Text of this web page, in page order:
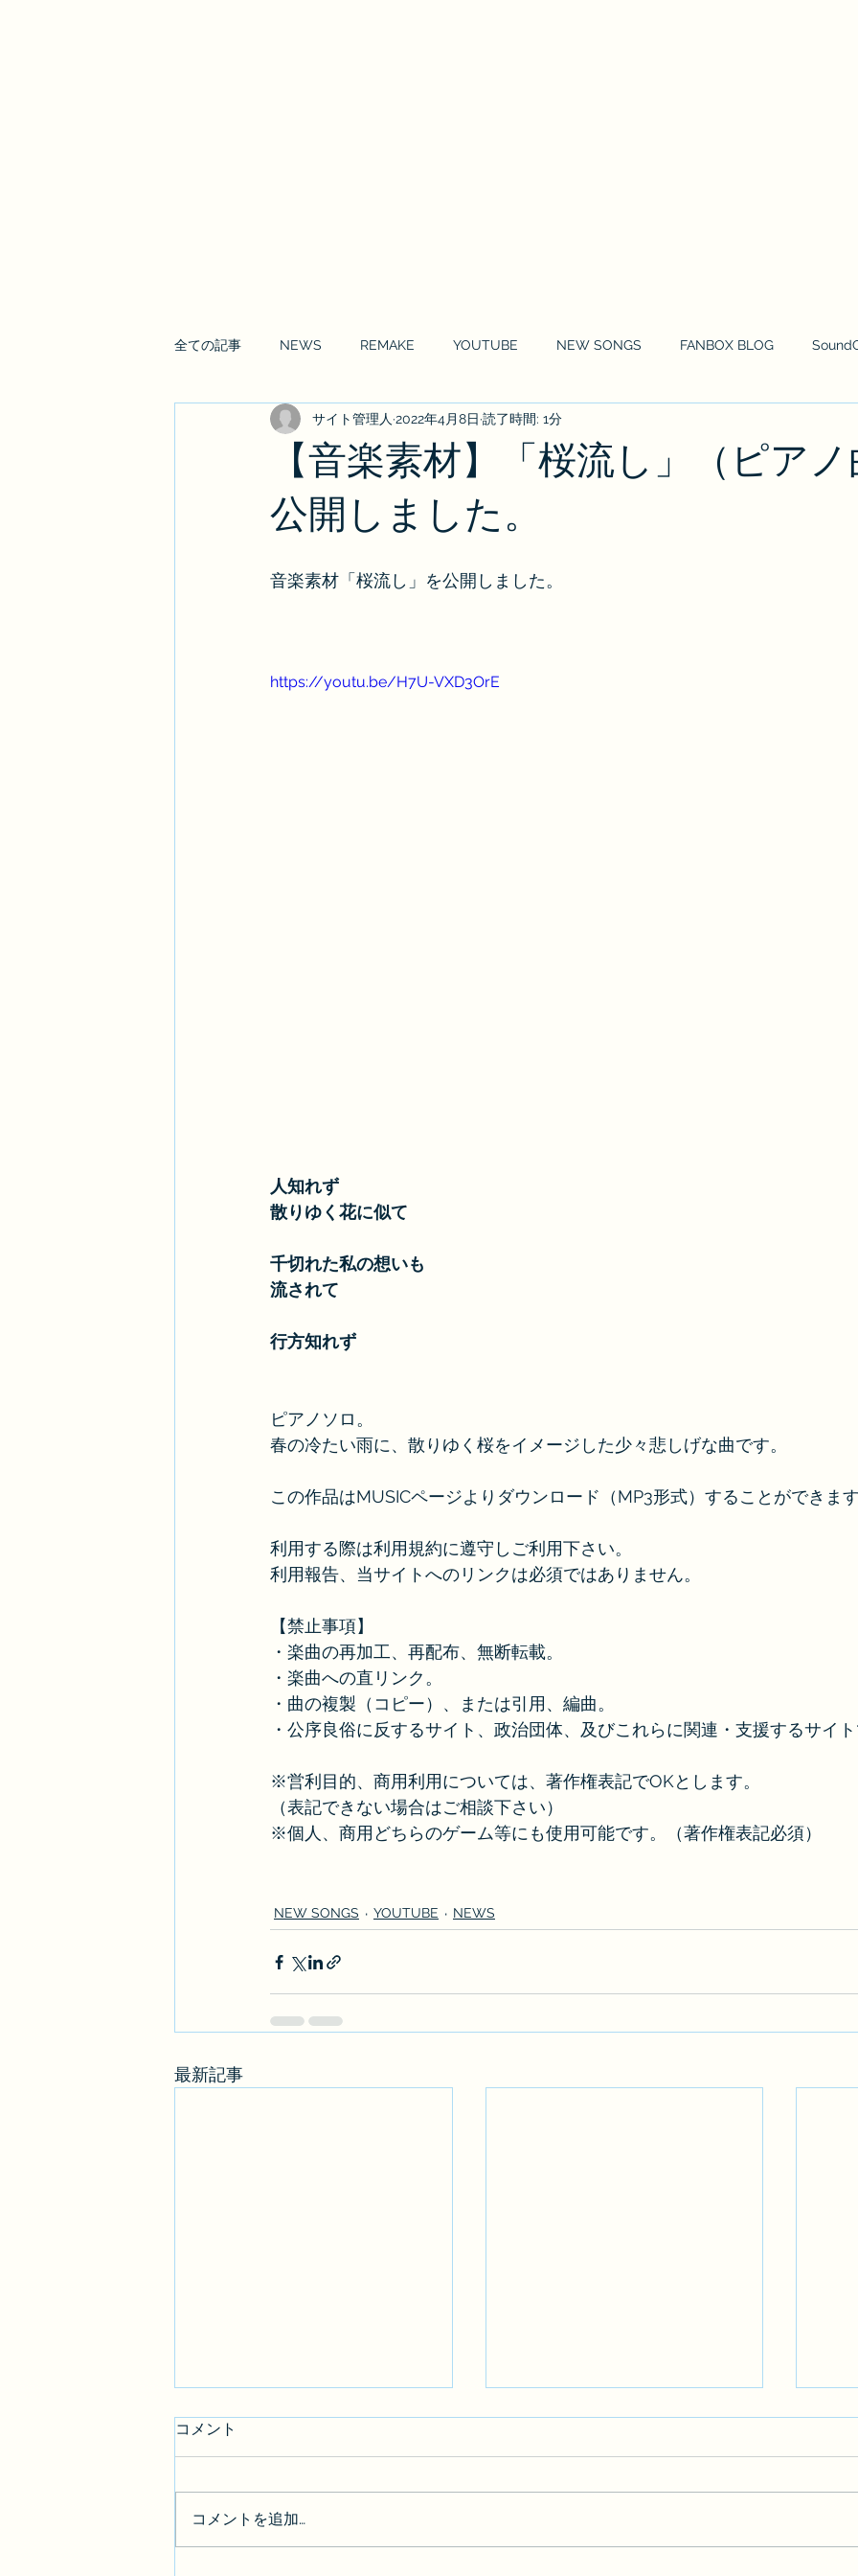
全ての記事 NEWS REMAKE YOUTUBE NEW SONGS FANBOX BLOG
【音楽素材】「桜流し」（ピア
公開しました。
サイト管理人 2022年4月8日 読了時間: 1分
音楽素材「桜流し」を公開しました。
https://youtu.be/H7U-VXD3OrE
人知れず
散りゆく花に似て
千切れた私の想いも
流されて
行方知れず
ピアノソロ。
春の冷たい雨に、散りゆく桜をイメージした少々悲しげな曲です。
この作品はMUSICページよりダウンロード（MP3形式）することができま
利用する際は利用規約に遵守しご利用下さい。
利用報告、当サイトへのリンクは必須ではありません。
【禁止事項】
・楽曲の再加工、再配布、無断転載。
・楽曲への直リンク。
・曲の複製（コピー）、または引用、編曲。
・公序良俗に反するサイト、政治団体、及びこれらに関連・支援するサイ
※営利目的、商用利用については、著作権表記でOKとします。
（表記できない場合はご相談下さい）
※個人、商用どちらのゲーム等にも使用可能です。（著作権表記必須）
NEW SONGS YOUTUBE NEWS
最新記事
コメント
コメントを追加…